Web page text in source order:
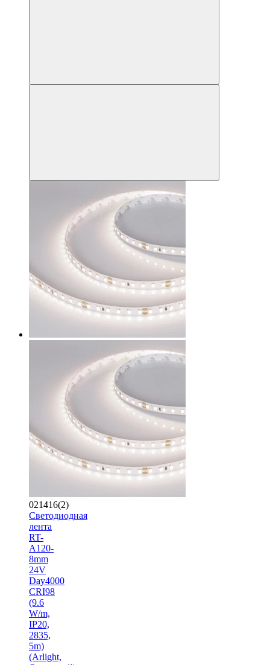
021416(2)
Светодиодная
лента
RT-
A120-
8mm
24V
Day4000
CRI98
(9.6
W/m,
IP20,
2835,
5m)
(Arlight,